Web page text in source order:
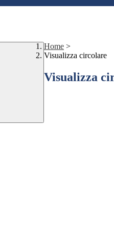
Home >
Visualizza circolare
Visualizza